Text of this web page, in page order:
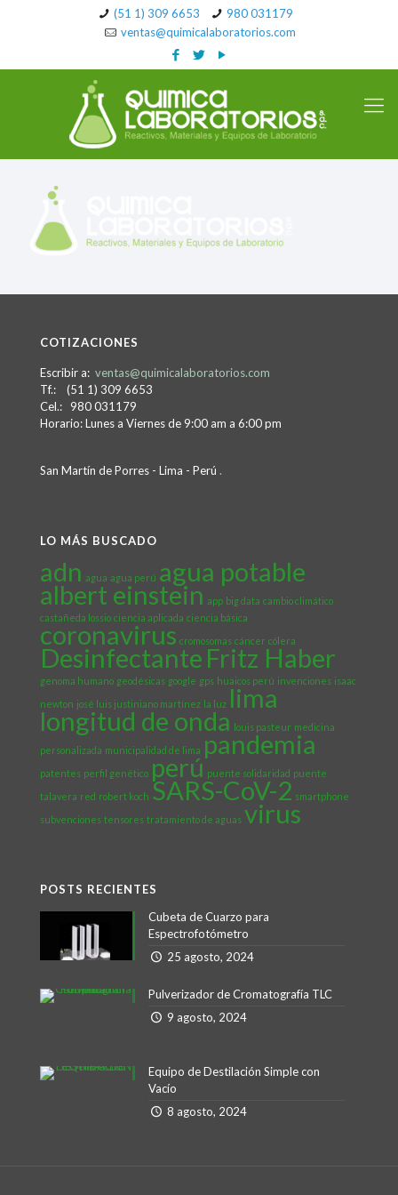
(51 1) 309 6653
980 031179
ventas@quimicalaboratorios.com
COTIZACIONES
Escribir a: ventas@quimicalaboratorios.com
Tf.: (51 1) 309 6653
Cel.: 980 031179
Horario: Lunes a Viernes de 9:00 am a 6:00 pm
San Martín de Porres - Lima - Perú .
LO MÁS BUSCADO
adn agua agua perú agua potable
albert einstein app big data cambio climático
castañeda lossio ciencia aplicada ciencia básica
coronavirus cromosomas cáncer cólera
Desinfectante Fritz Haber
genoma humano geodésicas google gps huaicos perú invenciones isaac
newton josé luis justiniano martínez la luz lima
longitud de onda louis pasteur medicina
personalizada municipalidad de lima pandemia
patentes perfil genético perú puente solidaridad puente
talavera red robert koch SARS-CoV-2 smartphone
subvenciones tensores tratamiento de aguas virus
POSTS RECIENTES
Cubeta de Cuarzo para
Espectrofotómetro
25 agosto, 2024
Pulverizador de Cromatografía TLC
9 agosto, 2024
Equipo de Destilación Simple con
Vacío
8 agosto, 2024